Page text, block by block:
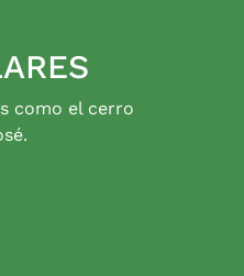
como el cerro